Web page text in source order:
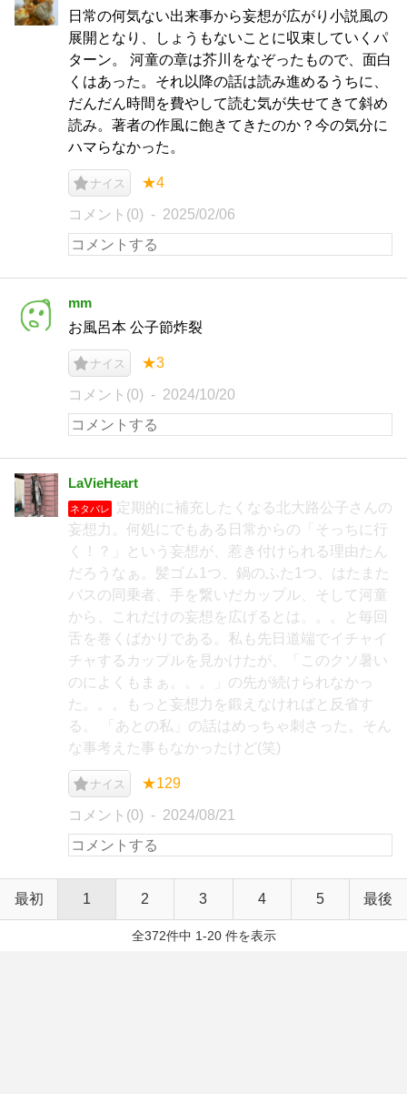
日常の何気ない出来事から妄想が広がり小説風の
展開となり、しょうもないことに収束していくパ
ターン。 河童の章は芥川をなぞったもので、面白
くはあった。それ以降の話は読み進めるうちに、
だんだん時間を費やして読む気が失せてきて斜め
読み。著者の作風に飽きてきたのか？今の気分に
ハマらなかった。
ナイス ★4
コメント(0) 2025/02/06
mm
お風呂本 公子節炸裂
ナイス ★3
コメント(0) 2024/10/20
LaVieHeart
ネタバレ
定期的に補充したくなる北大路公子さんの
妄想力。何処にでもある日常からの「そっちに行
く！？」という妄想が、惹き付けられる理由たん
だろうなぁ。髪ゴム1つ、鍋のふた1つ、はたまた
バスの同乗者、手を繋いだカップル、そして河童
から、これだけの妄想を広げるとは。。。と毎回
舌を巻くばかりである。私も先日道端でイチャイ
チャするカップルを見かけたが、「このクソ暑い
のによくもまぁ。。。」の先が続けられなかっ
た。。。もっと妄想力を鍛えなければと反省す
る。 「あとの私」の話はめっちゃ刺さった。そん
な事考えた事もなかったけど(笑)
ナイス ★129
コメント(0) 2024/08/21
最初 1 2 3 4 5 最後
全372件中 1-20 件を表示